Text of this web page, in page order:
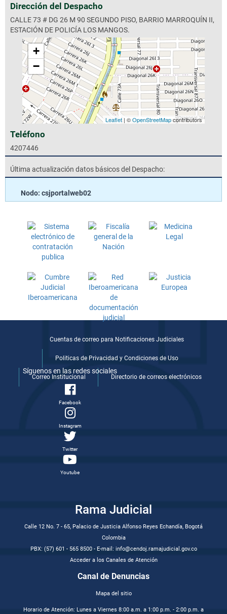
Dirección del Despacho
CALLE 73 # DG 26 M 90 SEGUNDO PISO, BARRIO MARROQUÍN II,
ESTACIÓN DE POLICÍA LOS MANGOS.
+
−
Leaflet| ©OpenStreetMapcontributors
Teléfono
4207446
Última actualización datos básicos del Despacho:
Nodo: csjportalweb02
Cuentas de correo para Notificaciones Judiciales
Politicas de Privacidad y Condiciones de Uso
Correo Institucional Directorio de correos electrónicos
Síguenos en las redes sociales
Facebook
Instagram
Twitter
Youtube
Rama Judicial
Calle 12 No. 7 - 65, Palacio de Justicia Alfonso Reyes Echandía, Bogotá
Colombia
PBX: (57) 601 - 565 8500 - E-mail: info@cendoj.ramajudicial.gov.co
Acceder a los Canales de Atención
Canal de Denuncias
Mapa del sitio
Horario de Atención: Lunes a Viernes 8:00 a.m. a 1:00 p.m. - 2:00 p.m. a